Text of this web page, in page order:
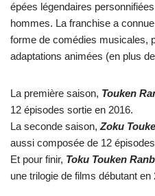
épées légendaires
hommes. La franchise a
forme de comédies musicales,
adaptations animées (en plus
La première saison, Touken
12 épisodes sortie en 2016.
La seconde saison,Zoku
aussi composée de 12
Et pour finir, Toku Touken
une trilogie de films débutant en